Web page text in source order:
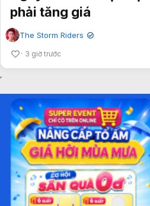
phải tăng giá
The Storm Riders ✔
3 giờ trước